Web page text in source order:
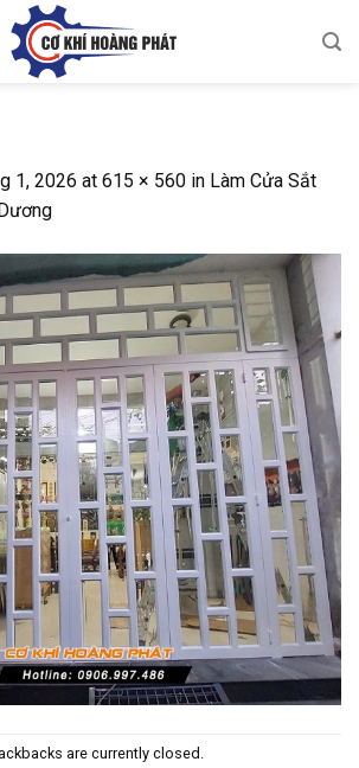
1, 2026 at 615 × 560 in Làm Cửa Sắt
are currently closed.